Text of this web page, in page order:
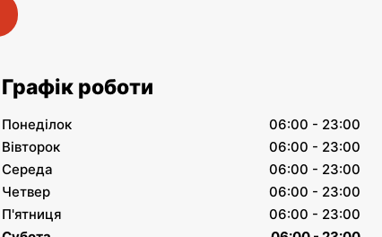
Графік роботи
Понеділок
06:00 - 23:00
Вівторок
06:00 - 23:00
Середа
06:00 - 23:00
Четвер
06:00 - 23:00
П'ятниця
06:00 - 23:00